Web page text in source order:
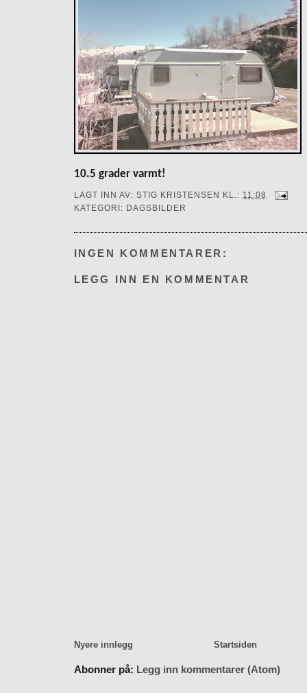
10.5 grader varmt!
LAGT INN AV: STIG KRISTENSEN KL.: 11:08
KATEGORI: DAGSBILDER
INGEN KOMMENTARER:
LEGG INN EN KOMMENTAR
Nyere innlegg Startsiden
Abonner på: Legg inn kommentarer (Atom)